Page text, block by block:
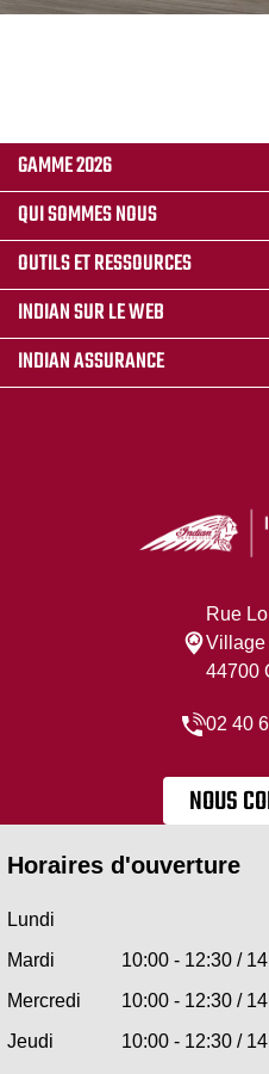
GAMME 2026
QUI SOMMES NOUS
OUTILS ET RESSOURCES
INDIAN SUR LE WEB
INDIAN ASSURANCE
Rue
Village
44700
02 40
NOUS
Horaires d'ouverture
Lundi
Mardi
10:00 - 12:30 /
Mercredi
10:00 - 12:30 /
Jeudi
10:00 - 12:30 /